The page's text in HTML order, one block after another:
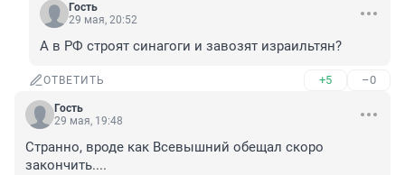
Гость
29 мая, 20:52
А в РФ строят синагоги и завозят израильтян?
ОТВЕТИТЬ +5 –0
Гость
29 мая, 19:48
Странно, вроде как Всевышний обещал скоро
закончить....